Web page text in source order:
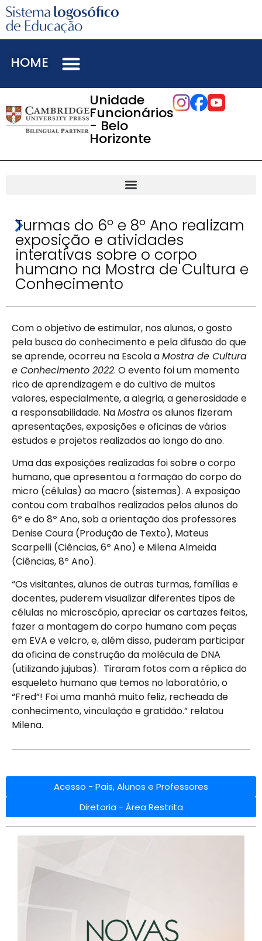
HOME
Unidade
Funcionários
- Belo
Horizonte
Turmas do 6º e 8º Ano realizam
exposição e atividades
interativas sobre o corpo
humano na Mostra de Cultura e
Conhecimento
Com o objetivo de estimular, nos alunos, o gosto
pela busca do conhecimento e pela difusão do que
se aprende, ocorreu na Escola aMostra de Cultura
e Conhecimento 2022. O evento foi um momento
rico de aprendizagem e do cultivo de muitos
valores, especialmente, a alegria, a generosidade e
a responsabilidade. NaMostraos alunos fizeram
apresentações, exposições e oficinas de vários
estudos e projetos realizados ao longo do ano.
Uma das exposições realizadas foi sobre o corpo
humano, que apresentou a formação do corpo do
micro (células) ao macro (sistemas). A exposição
contou com trabalhos realizados pelos alunos do
6º e do 8º Ano, sob a orientação dos professores
Denise Coura (Produção de Texto), Mateus
Scarpelli (Ciências, 6º Ano) e Milena Almeida
(Ciências, 8º Ano).
“Os visitantes, alunos de outras turmas, famílias e
docentes, puderem visualizar diferentes tipos de
células no microscópio, apreciar os cartazes feitos,
fazer a montagem do corpo humano com peças
em EVA e velcro, e, além disso, puderam participar
da oficina de construção da molécula de DNA
(utilizando jujubas). Tiraram fotos com a réplica do
esqueleto humano que temos no laboratório, o
“Fred”! Foi uma manhã muito feliz, recheada de
conhecimento, vinculação e gratidão.” relatou
Milena.
Acesso - Pais, Alunos e Professores
Diretoria - Área Restrita